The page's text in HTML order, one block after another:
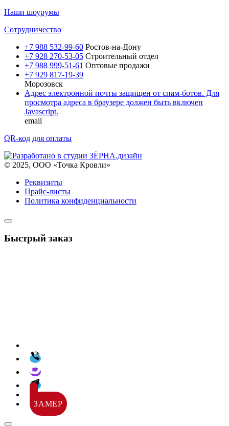
Наши шоурумы
Сотрудничество
+7 988 532-99-60 Ростов-на-Дону
+7 928 270-53-05 Строительный отдел
+7 988 999-51-61 Оптовые продажи
+7 929 817-19-39
Морозовск
Адрес электронной почты защищен от спам-ботов. Для
просмотра адреса в браузере должен быть включен
Javascript.
email
QR-код для оплаты
© 2025, ООО «Точка Кровли»
Реквизиты
Прайс-листы
Политика конфиденциальности
Быстрый заказ
ЗАМЕР